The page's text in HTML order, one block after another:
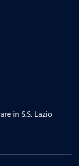
in S.S. Lazio